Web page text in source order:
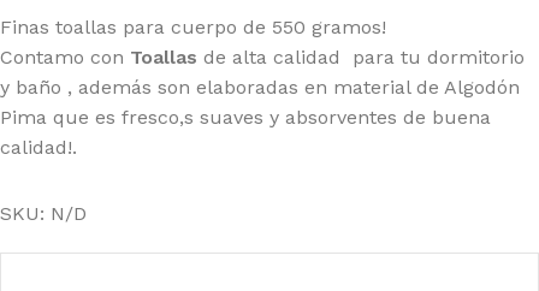
Finas toallas para cuerpo de 550 gramos!
Contamo con Toallas de alta calidad para tu dormitorio
y baño , además son elaboradas en material de Algodón
Pima que es fresco,s suaves y absorventes de buena
calidad!.
SKU: N/D